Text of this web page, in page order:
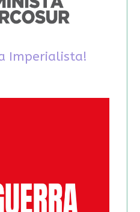
Imperialista!